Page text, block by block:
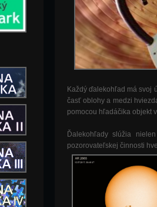
Každý ďalekohľad má svoj
časť oblohy a medzi
pomocou hľadáčika objekt
Ďalekohľady slúžia
pozorovateľskej činnosti